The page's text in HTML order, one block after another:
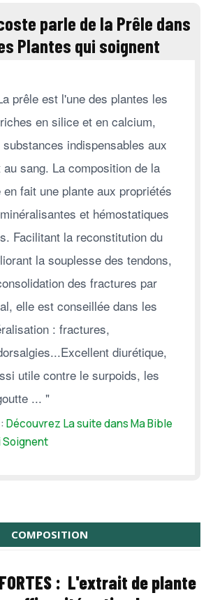
parle de la Prêle dans
Plantes qui soignent
prêle est l'une des plantes les
en silice et en calcium,
substances indispensables aux
au sang. La composition de la
en fait une plante aux propriétés
et hémostatiques
Facilitant la reconstitution du
la souplesse des tendons,
des fractures par
elle est conseillée dans les
: fractures,
diurétique,
utile contre le surpoids, les
... "
Découvrez La suite dans Ma Bible
Soignent
COMPOSITION
: L'extrait de plante